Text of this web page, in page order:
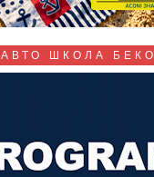
АВТО ШКОЛА БЕКО